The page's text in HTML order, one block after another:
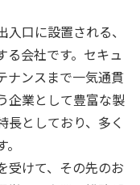
口に設置される、
る会社です。セキュ
ナンスまで一気通貫
企業として豊富な製
長としており、多く
受けて、その先のお